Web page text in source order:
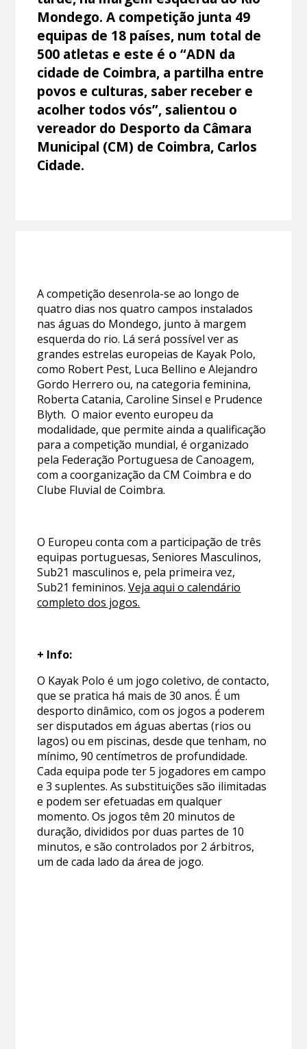
Mondego. A competição junta 49
equipas de 18 países, num total de
500 atletas e este é o “ADN da
cidade de Coimbra, a partilha entre
povos e culturas, saber receber e
acolher todos vós”, salientou o
vereador do Desporto da Câmara
Municipal (CM) de Coimbra, Carlos
Cidade.
A competição desenrola-se ao longo de
quatro dias nos quatro campos instalados
nas águas do Mondego, junto à margem
esquerda do rio. Lá será possível ver as
grandes estrelas europeias de Kayak Polo,
como Robert Pest, Luca Bellino e Alejandro
Gordo Herrero ou, na categoria feminina,
Roberta Catania, Caroline Sinsel e Prudence
Blyth. O maior evento europeu da
modalidade, que permite ainda a qualificação
para a competição mundial, é organizado
pela Federação Portuguesa de Canoagem,
com a coorganização da CM Coimbra e do
Clube Fluvial de Coimbra.
O Europeu conta com a participação de três
equipas portuguesas, Seniores Masculinos,
Sub21 masculinos e, pela primeira vez,
Sub21 femininos.Veja aqui o calendário
completo dos jogos.
+ Info:
O Kayak Polo é um jogo coletivo, de contacto,
que se pratica há mais de 30 anos. É um
desporto dinâmico, com os jogos a poderem
ser disputados em águas abertas (rios ou
lagos) ou em piscinas, desde que tenham, no
mínimo, 90 centímetros de profundidade.
Cada equipa pode ter 5 jogadores em campo
e 3 suplentes. As substituições são ilimitadas
e podem ser efetuadas em qualquer
momento. Os jogos têm 20 minutos de
duração, divididos por duas partes de 10
minutos, e são controlados por 2 árbitros,
um de cada lado da área de jogo.